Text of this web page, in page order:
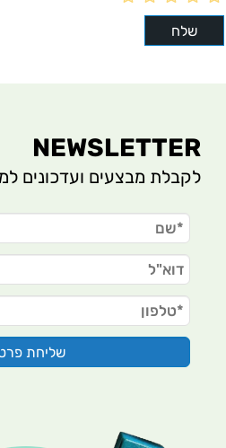
NEWSLETTER
לקבלת מבצעים ועדכונים